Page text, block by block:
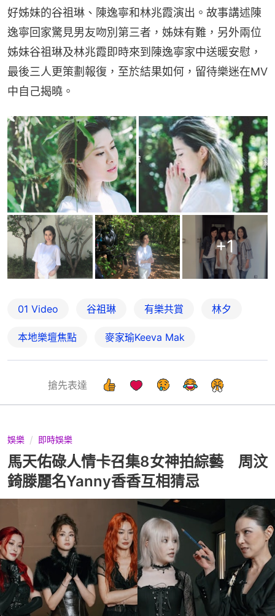
好姊妹的谷祖琳、陳逸寧和林兆霞演出。故事講述陳
逸寧回家驚見男友吻別第三者，姊妹有難，另外兩位
姊妹谷祖琳及林兆霞即時來到陳逸寧家中送暖安慰，
最後三人更策劃報復，至於結果如何，留待樂迷在MV
中自己揭曉。
+1
01 Video 谷祖琳 有樂共賞 林夕
本地樂壇焦點 麥家瑜Keeva Mak
搶先表達
娛樂 即時娛樂
馬天佑碌人情卡召集8女神拍綜藝 周汶
錡滕麗名Yanny香香互相猜忌